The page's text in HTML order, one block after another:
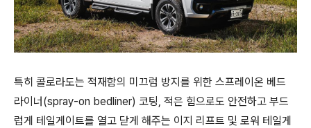
특히 콜로라도는 적재함의 미끄럼 방지를 위한 스프레이온 베드
라이너(spray-on bedliner) 코팅, 적은 힘으로도 안전하고 부드
럽게 테일게이트를 열고 닫게 해주는 이지 리프트 및 로워 테일게